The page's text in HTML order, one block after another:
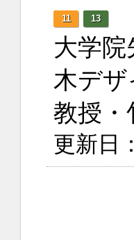
11 13
大学
木デザ
教授
更新日